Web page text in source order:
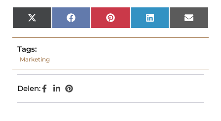
X
(Twitter)
Facebook Pinterest LinkedIn Email
Tags:
Marketing
Delen: